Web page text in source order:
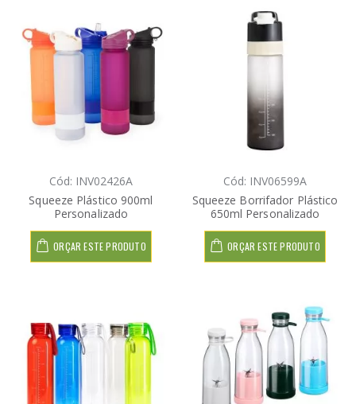
Cód: INV02426A
Squeeze Plástico 900ml
Personalizado
ORÇAR ESTE PRODUTO
Cód: INV06599A
Squeeze Borrifador Plástico
650ml Personalizado
ORÇAR ESTE PRODUTO